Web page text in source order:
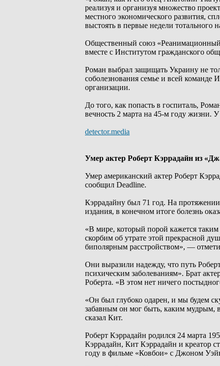
реализуя и организуя множество
местного экономического развития,
выстоять в первые недели тотального
Общественный союз «Реанимационный
вместе с Институтом гражданского
Роман выбрал защищать Украину не
соболезнования семье и всей
организации.
До того, как попасть в госпиталь,
вечность 2 марта на 45-м году жизни.
detector.media
Умер актер Роберт Кэррадайн из
Умер американский актер Роберт
сообщил Deadline.
Кэррадайну был 71 год. На
издания, в конечном итоге болезнь
«В мире, который порой кажется
скорбим об утрате этой прекрасной
биполярным расстройством», —
Они выразили надежду, что путь
психическим заболеваниям». Брат
Роберта. «В этом нет ничего
«Он был глубоко одарен, и мы будем
забавным он мог быть, каким
сказал Кит.
Роберт Кэррадайн родился 24 марта
Кэррадайн, Кит Кэррадайн и креатор
году в фильме «Ковбои» с Джоном